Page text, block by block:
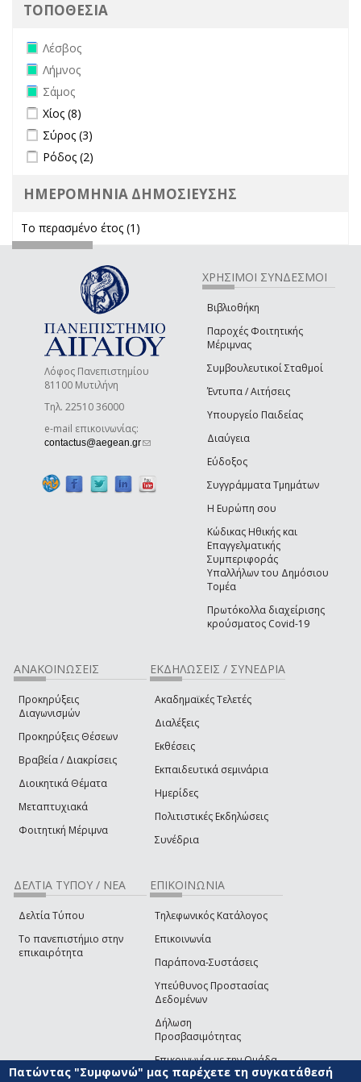
ΤΟΠΟΘΕΣΙΑ
Remove Λέσβος filter
Λέσβος
Remove Λήμνος filter
Λήμνος
Remove Σάμος filter
Σάμος
Apply Χίος filter
Χίος (8)
Apply Σύρος filter
Σύρος (3)
Apply Ρόδος filter
Ρόδος (2)
ΗΜΕΡΟΜΗΝΙΑ ΔΗΜΟΣΙΕΥΣΗΣ
Το περασμένο έτος (1)
Λόφος Πανεπιστημίου
81100 Μυτιλήνη
Τηλ. 22510 36000
e-mail επικοινωνίας:
contactus@aegean.gr(link sends e-mail)
ΧΡΗΣΙΜΟΙ ΣΥΝΔΕΣΜΟΙ
Βιβλιοθήκη
Παροχές Φοιτητικής
Μέριμνας
Συμβουλευτικοί Σταθμοί
Έντυπα / Αιτήσεις
Υπουργείο Παιδείας
Διαύγεια
Εύδοξος
Συγγράμματα Τμημάτων
Η Ευρώπη σου
Κώδικας Ηθικής και
Επαγγελματικής
Συμπεριφοράς
Υπαλλήλων του Δημόσιου
Τομέα
Πρωτόκολλα διαχείρισης
κρούσματος Covid-19
ΑΝΑΚΟΙΝΩΣΕΙΣ
Προκηρύξεις
Διαγωνισμών
Προκηρύξεις Θέσεων
Βραβεία / Διακρίσεις
Διοικητικά Θέματα
Μεταπτυχιακά
Φοιτητική Μέριμνα
ΕΚΔΗΛΩΣΕΙΣ / ΣΥΝΕΔΡΙΑ
Ακαδημαϊκές Τελετές
Διαλέξεις
Εκθέσεις
Εκπαιδευτικά σεμινάρια
Ημερίδες
Πολιτιστικές Εκδηλώσεις
Συνέδρια
ΔΕΛΤΙΑ ΤΥΠΟΥ / ΝΕΑ
Δελτία Τύπου
Το πανεπιστήμιο στην
επικαιρότητα
ΕΠΙΚΟΙΝΩΝΙΑ
Τηλεφωνικός Κατάλογος
Επικοινωνία
Παράπονα-Συστάσεις
Υπεύθυνος Προστασίας
Δεδομένων
Δήλωση
Προσβασιμότητας
Επικοινωνία με την Ομάδα
Ανάπτυξης του site(link sends e-mail)
Πατώντας "Συμφωνώ" μας παρέχετε τη συγκατάθεσή